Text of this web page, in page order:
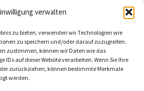
verwalten
zu bieten, verwenden wir Technologien wie
zu speichern und/oder darauf zuzugreifen.
zustimmen, können wir Daten wie das
IDs auf dieser Website verarbeiten. Wenn Sie Ihre
zurückziehen, können bestimmte Merkmale
werden.